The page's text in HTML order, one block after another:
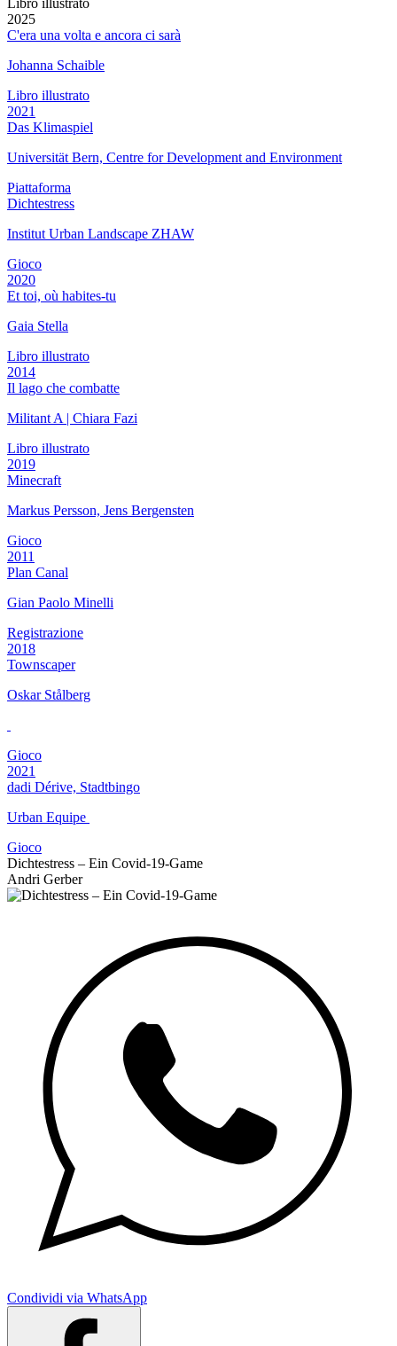
Libro illustrato
2025
C'era una volta e ancora ci sarà
Johanna Schaible
Libro illustrato
2021
Das Klimaspiel
Universität Bern, Centre for Development and Environment
Piattaforma
Dichtestress
Institut Urban Landscape ZHAW
Gioco
2020
Et toi, où habites-tu
Gaia Stella
Libro illustrato
2014
Il lago che combatte
Militant A | Chiara Fazi
Libro illustrato
2019
Minecraft
Markus Persson, Jens Bergensten
Gioco
2011
Plan Canal
Gian Paolo Minelli
Registrazione
2018
Townscaper
Oskar Stålberg
Gioco
2021
dadi Dérive, Stadtbingo
Urban Equipe
Gioco
Dichtestress – Ein Covid-19-Game
Andri Gerber
Condividi via WhatsApp